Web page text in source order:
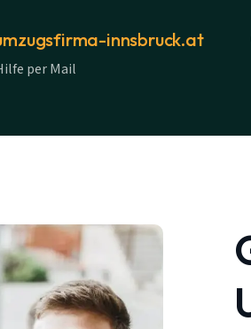
innsbruck.at
per Mail